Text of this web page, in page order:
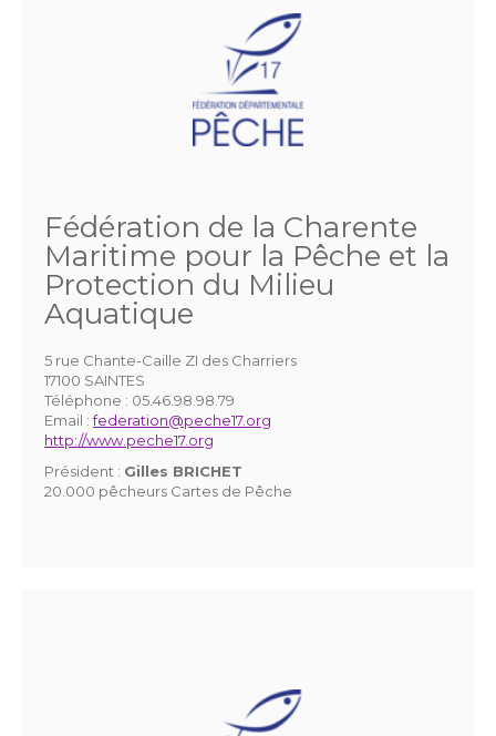
Fédération de la Charente
Maritime pour la Pêche et la
Protection du Milieu
Aquatique
5 rue Chante-Caille ZI des Charriers
17100 SAINTES
Téléphone : 05.46.98.98.79
Email :federation@peche17.org
http://www.peche17.org
Président : Gilles BRICHET
20.000 pêcheurs Cartes de Pêche